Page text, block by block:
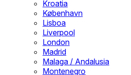
Kroatia
København
Lisboa
Liverpool
London
Madrid
Malaga / Andalusia
Montenegro